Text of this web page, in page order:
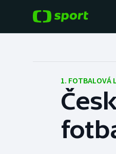
Hokej
Tenis
1. FOTBALOVÁ